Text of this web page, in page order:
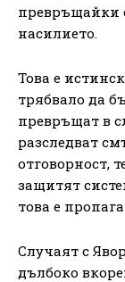
превръщайки
насилието.
Това е
трябвало да
превръщат в
разследват
отговорност,
защитят
това е
Случаят с
дълбоко